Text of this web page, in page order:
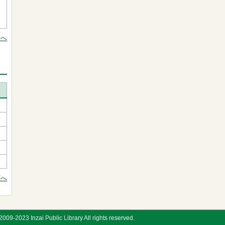
2023 Inzai Public Library All rights reserved.